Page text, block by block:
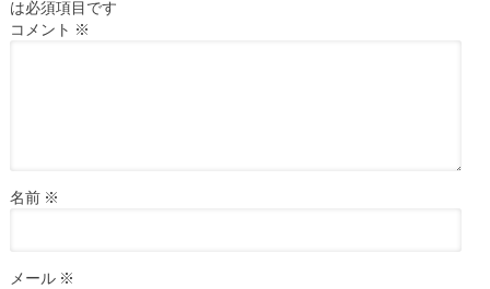
は必須項目です
コメント ※
名前 ※
メール ※